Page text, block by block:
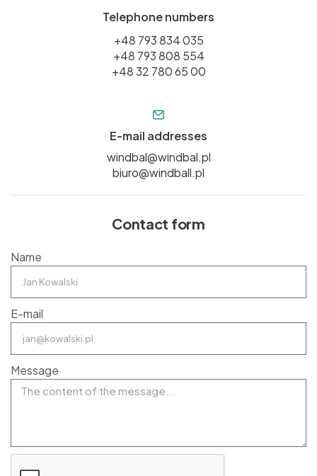
Telephone numbers
+48 793 834 035
+48 793 808 554
+48 32 780 65 00
E-mail addresses
windbal@windbal.pl
biuro@windball.pl
Contact form
Name
E-mail
Message